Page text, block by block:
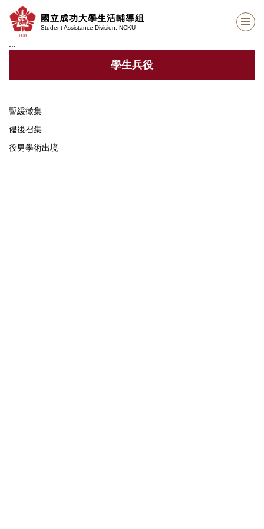
到
要
區
國立成功大學生活輔導組
Student Assistance Division, NCKU
:::
學生兵役
暫緩徵集
儘後召集
役男學術出境